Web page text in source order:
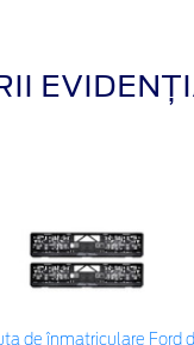
de înmatriculare Ford